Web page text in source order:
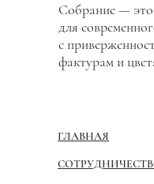
Собрание — это
для
с
фактурам и
ГЛАВНАЯ